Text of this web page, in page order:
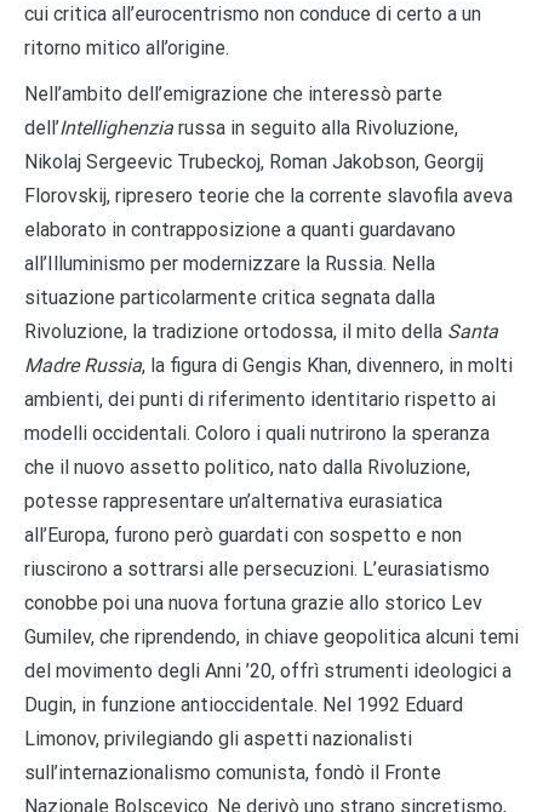
cui critica all’eurocentrismo non conduce di certo a un
ritorno mitico all’origine.
Nell’ambito dell’emigrazione che interessò parte
dell’Intellighenzia russa in seguito alla Rivoluzione,
Nikolaj Sergeevic Trubeckoj, Roman Jakobson, Georgij
Florovskij, ripresero teorie che la corrente slavofila aveva
elaborato in contrapposizione a quanti guardavano
all’Illuminismo per modernizzare la Russia. Nella
situazione particolarmente critica segnata dalla
Rivoluzione, la tradizione ortodossa, il mito della Santa
Madre Russia, la figura di Gengis Khan, divennero, in molti
ambienti, dei punti di riferimento identitario rispetto ai
modelli occidentali. Coloro i quali nutrirono la speranza
che il nuovo assetto politico, nato dalla Rivoluzione,
potesse rappresentare un’alternativa eurasiatica
all’Europa, furono però guardati con sospetto e non
riuscirono a sottrarsi alle persecuzioni. L’eurasiatismo
conobbe poi una nuova fortuna grazie allo storico Lev
Gumilev, che riprendendo, in chiave geopolitica alcuni temi
del movimento degli Anni ’20, offrì strumenti ideologici a
Dugin, in funzione antioccidentale. Nel 1992 Eduard
Limonov, privilegiando gli aspetti nazionalisti
sull’internazionalismo comunista, fondò il Fronte
Nazionale Bolscevico. Ne derivò uno strano sincretismo,